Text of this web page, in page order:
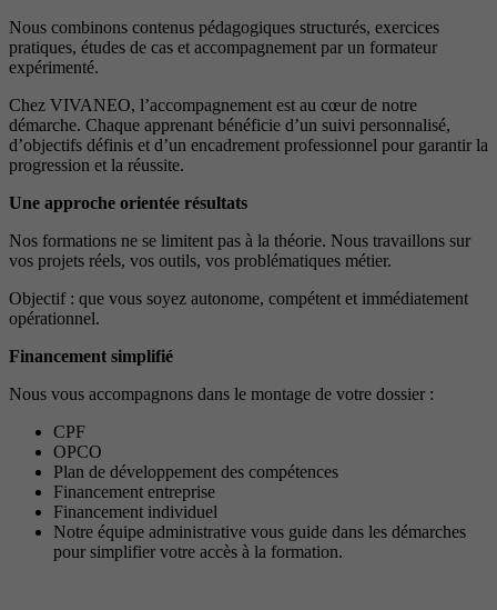
Nous combinons contenus pédagogiques structurés, exercices
pratiques, études de cas et accompagnement par un formateur
expérimenté.
Chez VIVANEO, l’accompagnement est au cœur de notre
démarche. Chaque apprenant bénéficie d’un suivi personnalisé,
d’objectifs définis et d’un encadrement professionnel pour garantir la
progression et la réussite.
Une approche orientée résultats
Nos formations ne se limitent pas à la théorie. Nous travaillons sur
vos projets réels, vos outils, vos problématiques métier.
Objectif : que vous soyez autonome, compétent et immédiatement
opérationnel.
Financement simplifié
Nous vous accompagnons dans le montage de votre dossier :
CPF
OPCO
Plan de développement des compétences
Financement entreprise
Financement individuel
Notre équipe administrative vous guide dans les démarches
pour simplifier votre accès à la formation.